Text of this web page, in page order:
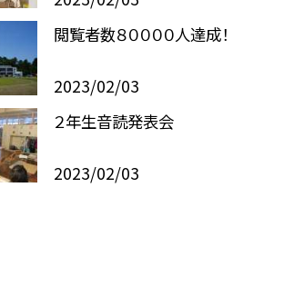
閲覧者数８００００人達成！
2023/02/03
２年生音読発表会
2023/02/03